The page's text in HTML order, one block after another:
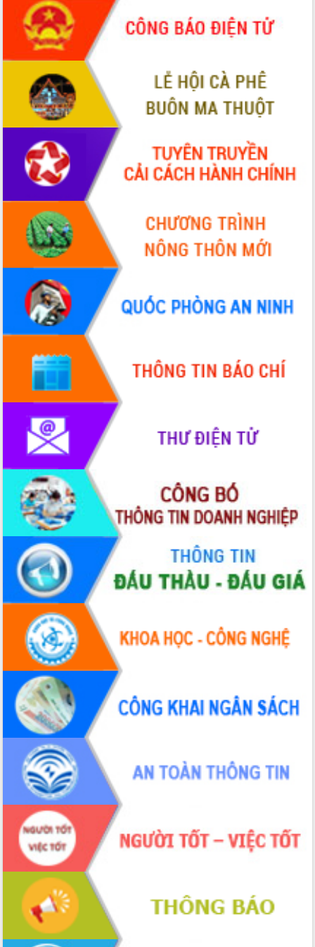
Chuyển đổi số 'mở đường' cho nông
nghiệp Đắk Lắk tăng trưởng bứt phá
Triển khai đồng bộ đo đạc, lập hồ sơ
địa chính, hoàn thiện cơ sở dữ liệu đất
đai
Ứng dụng sinh trắc học - Bước tiến
trong hành trình chuyển đổi số tại Đắk
Đắk Lắk nâng cao hiệu quả công tác
Đảng từ Sổ tay đảng viên điện tử
Đắk Lắk đẩy mạnh nuôi biển công
nghệ, hướng tới phát triển thủy sản
bền vững
Tập huấn nâng cao năng lực triển khai
chuyển đổi số cho cán bộ, công chức
cấp xã
Đắk Lắk phát động hưởng ứng Ngày
Quyền của người tiêu dùng Việt Nam
Đẩy mạnh cải cách hành chính, quyết
tâm đạt được mục tiêu tăng trưởng
hai con số trong năm 2026
Tổ chức trang trọng Lễ hội Đền thờ
Lương Văn Chánh năm 2026
Phó Bí thư Tỉnh ủy Đắk Lắk Đỗ Hữu
Huy giữ chức Bí thư Đảng ủy Ủy Ban
Nhân dân tỉnh
Bệnh án điện tử thúc đẩy chuyển đổi
số y tế tại Đắk Lắk
Chuyển đổi số thư viện: Mở rộng
không gian tri thức trong thời đại số
Đánh giá, rút kinh nghiệm công tác tổ
chức diễn tập trước ngày bầu cử
Chương trình “Gặp gỡ hữu nghị –
Friendship Meeting New Year 2026”
Bầu cử Quốc hội và HĐND: Cử tri Đắk
Lắk gửi gắm niềm tin, kỳ vọng vào lá
phiếu
Đắk Lắk sẵn sàng các điều kiện cho
Ngày hội bầu cử đại biểu Quốc hội
khóa XVI và HĐND các cấp nhiệm kỳ
2026-2031
Đảm bảo cuộc bầu cử đại biểu Quốc
hội và đại biểu HĐND các cấp diễn ra
an toàn, hiệu quả, đúng quy định
Thủ tướng Chính phủ Phạm Minh Chính
kiểm tra, chỉ đạo hoàn thành các dự
án cao tốc và thăm khu tái định cư tại
Đắk Lắk
Sôi nổi Hội đua ngựa truyền thống Gò
Thì Thùng mừng Xuân Bính Ngọ 2026
Lãnh đạo tỉnh dâng hương tưởng niệm
tại Đập Đồng Cam đầu Xuân Bính Ngọ
Ngành nông nghiệp phấn đấu tăng
trưởng đạt 5,86% trong năm 2026
UBND tỉnh Đắk Lắk triển khai công tác
quốc phòng, quân sự địa phương năm
Đắk Lắk tập trung toàn lực khắc phục
tồn tại IUU, sẵn sàng làm việc với
Đoàn thanh tra EC
Chủ tịch UBND tỉnh Tạ Anh Tuấn thăm,